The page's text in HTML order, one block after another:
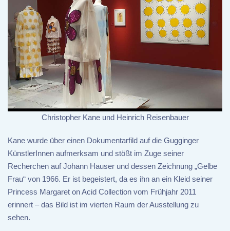
Christopher Kane und Heinrich Reisenbauer
Kane wurde über einen Dokumentarfild auf die Gugginger
KünstlerInnen aufmerksam und stößt im Zuge seiner
Recherchen auf Johann Hauser und dessen Zeichnung „Gelbe
Frau“ von 1966. Er ist begeistert, da es ihn an ein Kleid seiner
Princess Margaret on Acid Collection vom Frühjahr 2011
erinnert – das Bild ist im vierten Raum der Ausstellung zu
sehen.